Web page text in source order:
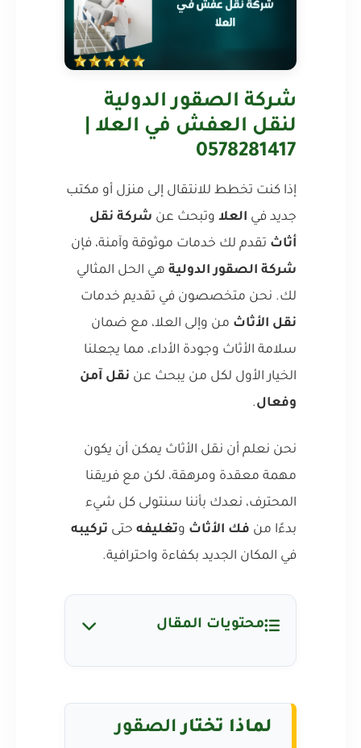
شركة الصقور الدولية
لنقل العفش في العلا |
0578281417
إذا كنت تخطط للانتقال إلى منزل أو مكتب
جديد في العلا وتبحث عن شركة نقل
أثاث تقدم لك خدمات موثوقة وآمنة، فإن
شركة الصقور الدولية هي الحل المثالي
لك. نحن متخصصون في تقديم خدمات
نقل الأثاث من وإلى العلا، مع ضمان
سلامة الأثاث وجودة الأداء، مما يجعلنا
الخيار الأول لكل من يبحث عن نقل آمن
وفعال.
نحن نعلم أن نقل الأثاث يمكن أن يكون
مهمة معقدة ومرهقة، لكن مع فريقنا
المحترف، نعدك بأننا سنتولى كل شيء
بدءًا من فك الأثاث وتغليفه حتى تركيبه
في المكان الجديد بكفاءة واحترافية.
محتويات المقال
لماذا تختار الصقور